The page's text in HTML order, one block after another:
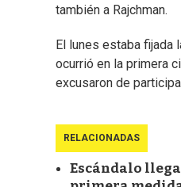
también a Rajchman.
El lunes estaba
ocurrió en la primera
excusaron de
RELACIONADAS
Escándalo